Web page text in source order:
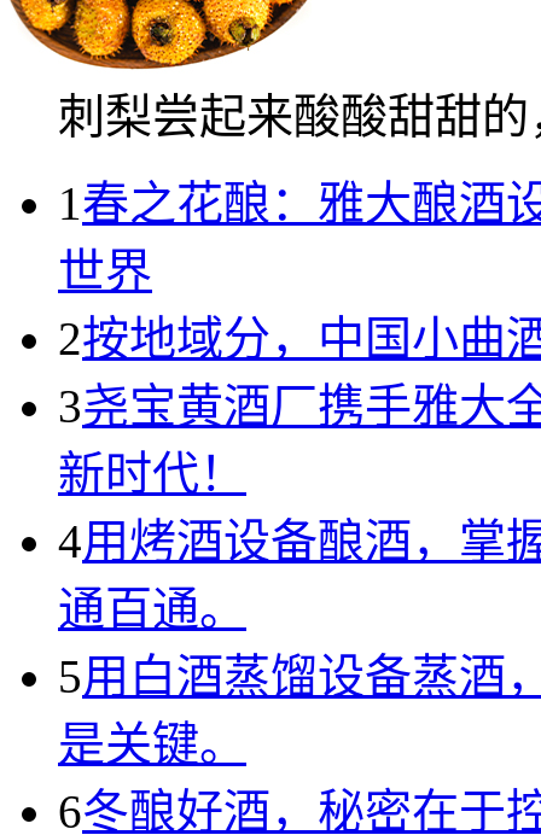
刺梨尝起来酸酸甜甜的
1春之花酿：雅大酿酒
世界
2按地域分，中国小曲
3尧宝黄酒厂携手雅大
新时代！
4用烤酒设备酿酒，掌
通百通。
5用白酒蒸馏设备蒸酒
是关键。
6冬酿好酒，秘密在于